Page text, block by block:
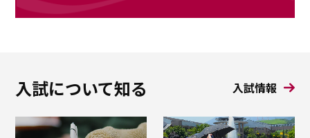
入試について知る 入試情報